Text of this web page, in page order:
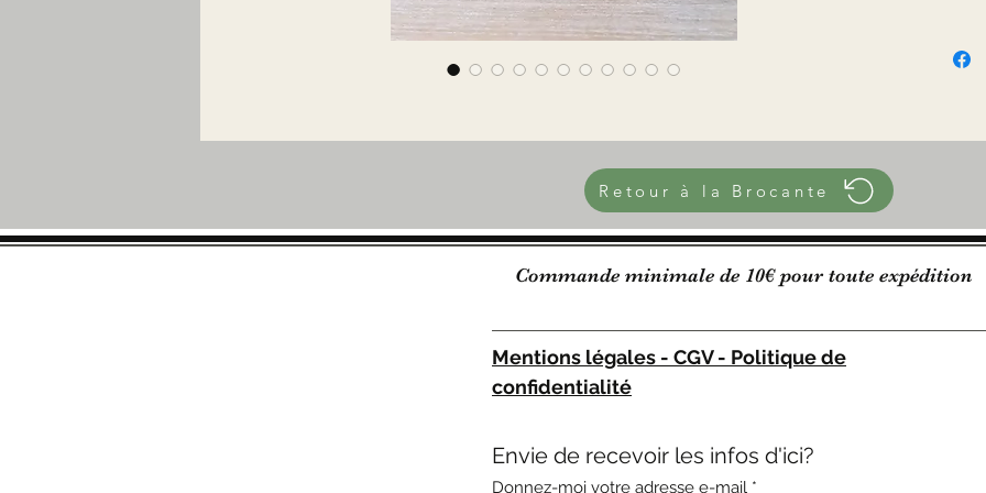
Retour à la Brocante
Commande minimale de 10€ pour toute expédition
Mentions légales - CGV - Politique de
confidentialité
Envie de recevoir les infos d'ici?
Donnez-moi votre adresse e-mail